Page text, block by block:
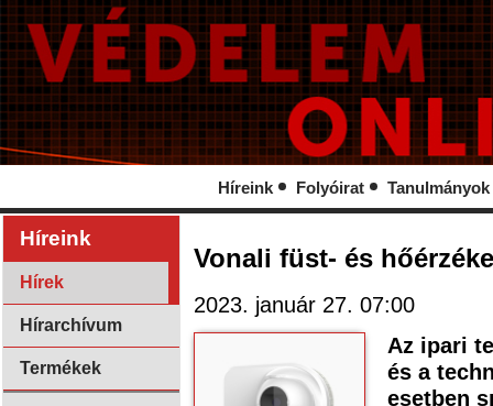
Híreink Folyóirat Tanulmányok
Híreink
Hírek
Hírarchívum
Termékek
Vonali füst- és
2023. január 27. 07:00
Az ipari
és a
esetben